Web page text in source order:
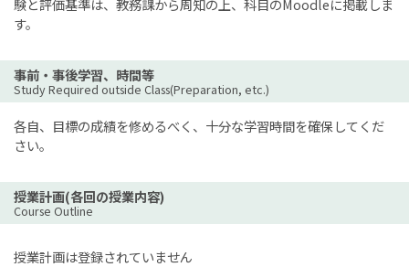
験と評価基準は、教務課から周知の上、科目のMoodleに掲載しま
す。
事前・事後学習、時間等
Study Required outside Class(Preparation, etc.)
各自、目標の成績を修めるべく、十分な学習時間を確保してくだ
さい。
授業計画(各回の授業内容)
Course Outline
授業計画は登録されていません